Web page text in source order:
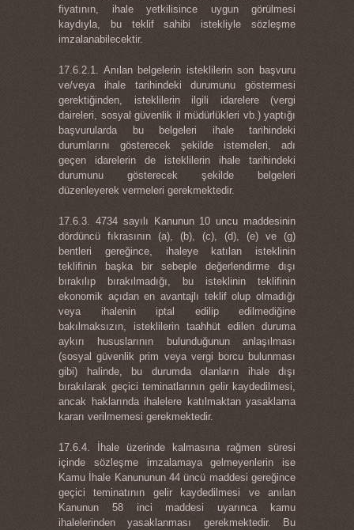
fiyatının, ihale yetkilisince uygun görülmesi
kaydıyla, bu teklif sahibi istekliyle sözleşme
imzalanabilecektir.
17.6.2.1. Anılan belgelerin isteklilerin son başvuru
ve/veya ihale tarihindeki durumunu göstermesi
gerektiğinden, isteklilerin ilgili idarelere (vergi
daireleri, sosyal güvenlik il müdürlükleri vb.) yaptığı
başvurularda bu belgeleri ihale tarihindeki
durumlarını gösterecek şekilde istemeleri, adı
geçen idarelerin de isteklilerin ihale tarihindeki
durumunu gösterecek şekilde belgeleri
düzenleyerek vermeleri gerekmektedir.
17.6.3. 4734 sayılı Kanunun 10 uncu maddesinin
dördüncü fıkrasının (a), (b), (c), (d), (e) ve (g)
bentleri gereğince, ihaleye katılan isteklinin
teklifinin başka bir sebeple değerlendirme dışı
bırakılıp bırakılmadığı, bu isteklinin teklifinin
ekonomik açıdan en avantajlı teklif olup olmadığı
veya ihalenin iptal edilip edilmediğine
bakılmaksızın, isteklilerin taahhüt edilen duruma
aykırı hususlarının bulunduğunun anlaşılması
(sosyal güvenlik prim veya vergi borcu bulunması
gibi) halinde, bu durumda olanların ihale dışı
bırakılarak geçici teminatlarının gelir kaydedilmesi,
ancak haklarında ihalelere katılmaktan yasaklama
kararı verilmemesi gerekmektedir.
17.6.4. İhale üzerinde kalmasına rağmen süresi
içinde sözleşme imzalamaya gelmeyenlerin ise
Kamu İhale Kanununun 44 üncü maddesi gereğince
geçici teminatının gelir kaydedilmesi ve anılan
Kanunun 58 inci maddesi uyarınca kamu
ihalelerinden yasaklanması gerekmektedir. Bu